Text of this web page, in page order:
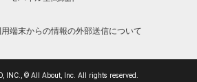
端末からの情報の外部送信について
INC., © All About, Inc. All rights reserved.